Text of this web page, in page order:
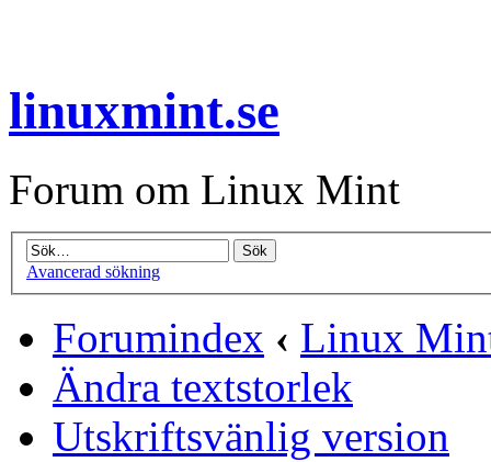
linuxmint.se
Forum om Linux Mint
Avancerad sökning
Forumindex ‹ Linux
Ändra textstorlek
Utskriftsvänlig version